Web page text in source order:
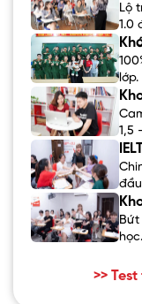
Lộ
1.0
lớp.
1,5
Bứt
học.
>>